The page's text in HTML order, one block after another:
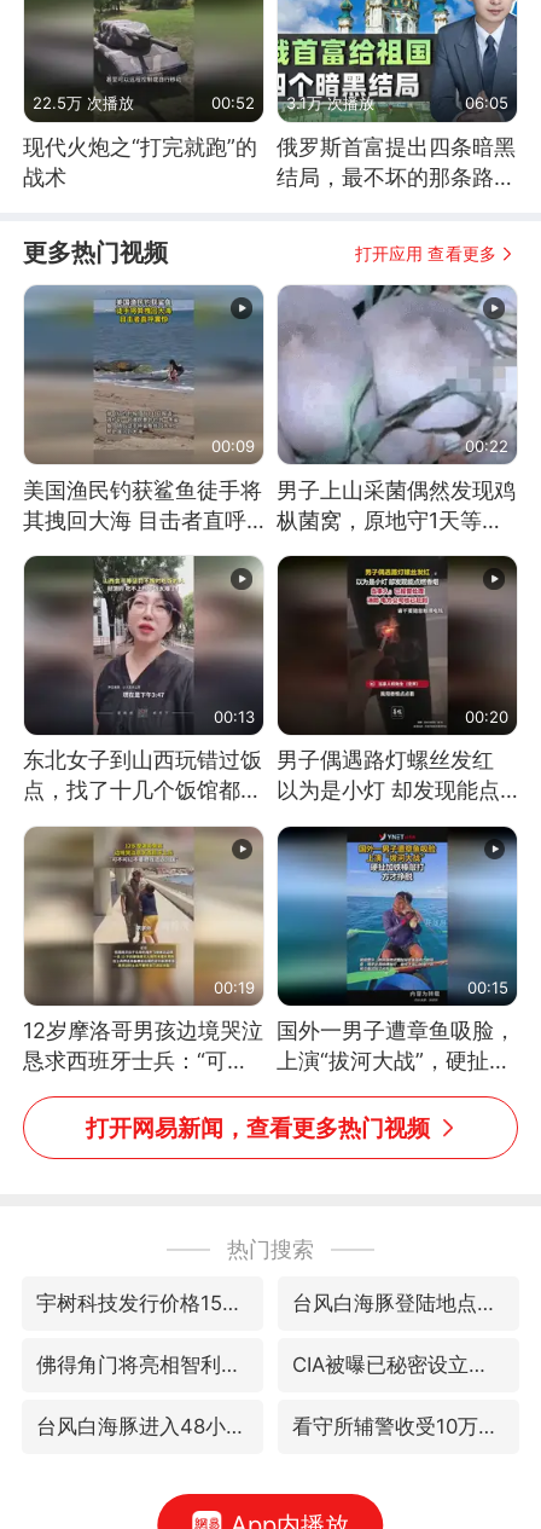
22.5万 次播放 00:52
现代火炮之“打完就跑”的
战术
3.1万 次播放 06:05
俄罗斯首富提出四条暗黑
结局，最不坏的那条路是
更多热门视频 打开应用 查看更多
00:09
美国渔民钓获鲨鱼徒手将
其拽回大海 目击者直呼
震惊 （视频来源：参考
消息）
00:22
男子上山采菌偶然发现鸡
枞菌窝，原地守1天等它
长大：挖了140多朵
00:13
东北女子到山西玩错过饭
点，找了十几个饭馆都没
开门：午休到几点
00:20
男子偶遇路灯螺丝发红
以为是小灯 却发现能点
燃香烟 当事人：已报警
处理
00:19
12岁摩洛哥男孩边境哭泣
恳求西班牙士兵：“可不
可以不要把我遣返回国”
00:15
国外一男子遭章鱼吸脸，
上演“拔河大战”，硬扯加
铁棒敲打方才挣脱
打开网易新闻，查看更多热门视频
热门搜索
宇树科技发行价格150.80元/股 台风白海豚登陆地点更新
佛得角门将亮相智利俱乐部主场 CIA被曝已秘密设立古巴工作组
台风白海豚进入48小时警戒线 看守所辅警收受10万获刑1年